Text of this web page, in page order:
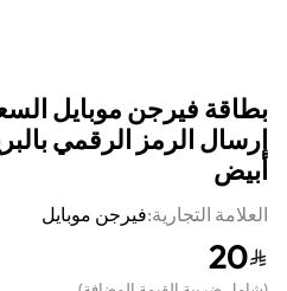
إرسال الرمز الرقمي
أبيض
العلامة التجارية:فيرجن موبايل
20